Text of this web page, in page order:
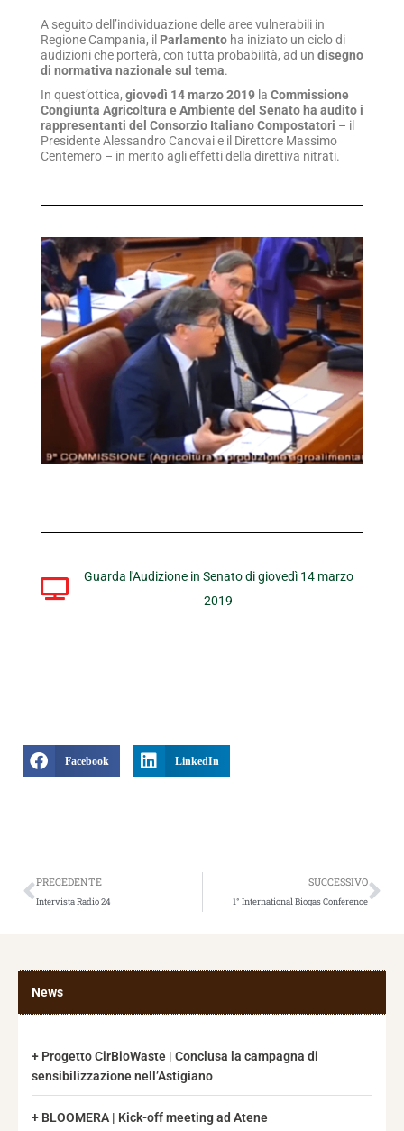
News
Progetto CirBioWaste | Conclusa la campagna di
sensibilizzazione nell’Astigiano
BLOOMERA | Kick-off meeting ad Atene
A seguito dell’individuazione delle aree vulnerabili in
Regione Campania, il Parlamento ha iniziato un ciclo di
audizioni che porterà, con tutta probabilità, ad un disegno
di normativa nazionale sul tema.
In quest’ottica, giovedì 14 marzo 2019 la Commissione
Congiunta Agricoltura e Ambiente del Senato ha audito i
rappresentanti del Consorzio Italiano Compostatori – il
Presidente Alessandro Canovai e il Direttore Massimo
Centemero – in merito agli effetti della direttiva nitrati.
Guarda l'Audizione in Senato di giovedì 14 marzo
2019
Facebook LinkedIn
Precedente
PRECEDENTE
Intervista Radio 24
SUCCESSIVO
1° International Biogas Conference